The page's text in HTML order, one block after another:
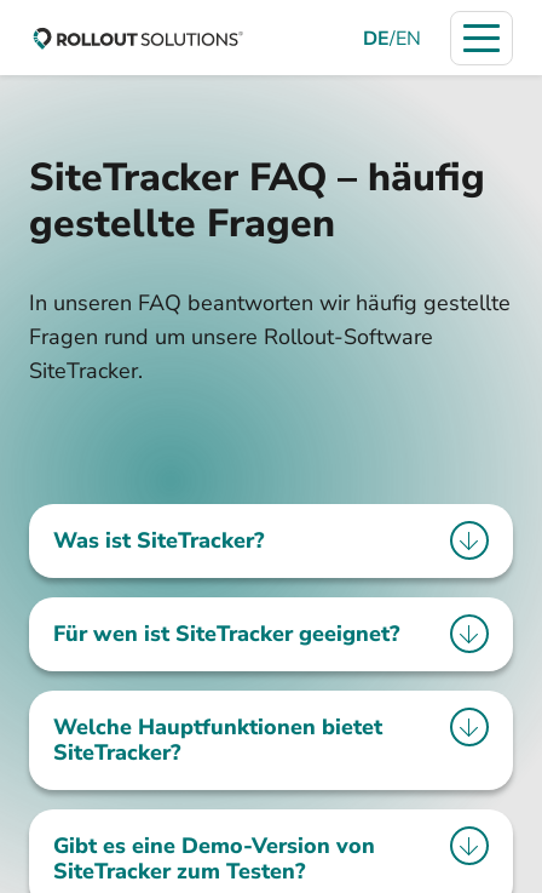
DE/EN
SiteTracker FAQ – häufig
gestellte Fragen
In unseren FAQ beantworten wir häufig gestellte
Fragen rund um unsere Rollout-Software
SiteTracker.
Was ist SiteTracker?
Für wen ist SiteTracker geeignet?
Welche Hauptfunktionen bietet
SiteTracker?
Gibt es eine Demo-Version von
SiteTracker zum Testen?